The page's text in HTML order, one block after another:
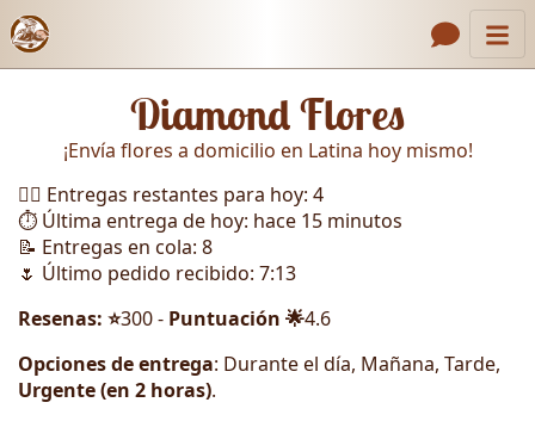
Enlaces de encabezado
Galería
Cómo Hacer un Pedido
Llámanos
Diamond Flores
¡Envía flores a domicilio en Latina hoy mismo!
🏃‍♂️ Entregas restantes para hoy: 4
⏱️ Última entrega de hoy: hace 15 minutos
📝 Entregas en cola: 8
🌷 Último pedido recibido: 7:13
Resenas: ⭐300 - Puntuación 🌟4.6
Opciones de entrega: Durante el día, Mañana, Tarde,
Urgente (en 2 horas).